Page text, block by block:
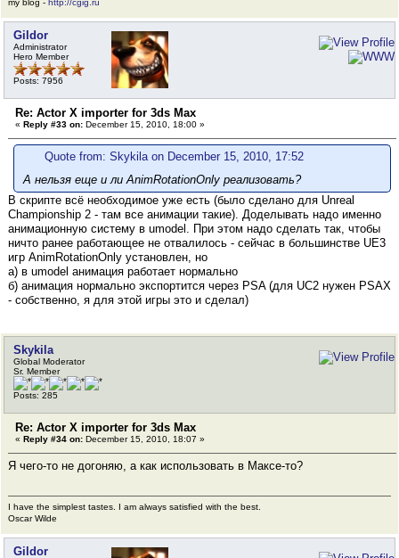
my blog - http://cgig.ru
Gildor
Administrator
Hero Member
Posts: 7956
Re: Actor X importer for 3ds Max
« Reply #33 on: December 15, 2010, 18:00 »
Quote from: Skykila on December 15, 2010, 17:52
А нельзя еще и ли AnimRotationOnly реализовать?
В скрипте всё необходимое уже есть (было сделано для Unreal
Championship 2 - там все анимации такие). Доделывать надо именно
анимационную систему в umodel. При этом надо сделать так, чтобы
ничто ранее работающее не отвалилось - сейчас в большинстве UE3
игр AnimRotationOnly установлен, но
а) в umodel анимация работает нормально
б) анимация нормально экспортится через PSA (для UC2 нужен PSAX
- собственно, я для этой игры это и сделал)
Skykila
Global Moderator
Sr. Member
Posts: 285
Re: Actor X importer for 3ds Max
« Reply #34 on: December 15, 2010, 18:07 »
Я чего-то не догоняю, а как использовать в Максе-то?
I have the simplest tastes. I am always satisfied with the best.
Oscar Wilde
Gildor